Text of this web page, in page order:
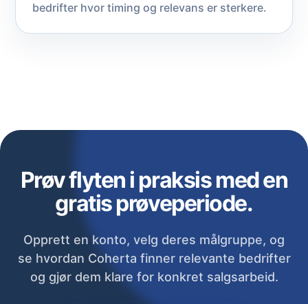
bedrifter hvor timing og relevans er sterkere.
Prøv flyten i praksis med en
gratis prøveperiode.
Opprett en konto, velg deres målgruppe, og
se hvordan Coherta finner relevante bedrifter
og gjør dem klare for konkret salgsarbeid.